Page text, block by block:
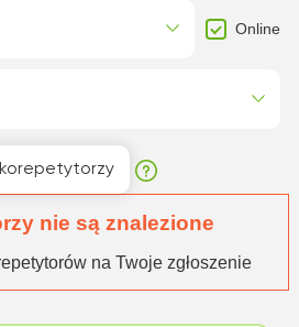
nie są znalezione
na Twoje zgłoszenie
Online